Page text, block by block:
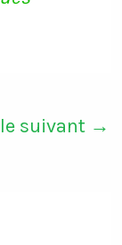
suivant →